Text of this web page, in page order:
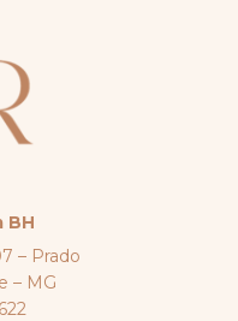
BH
– Prado
– MG